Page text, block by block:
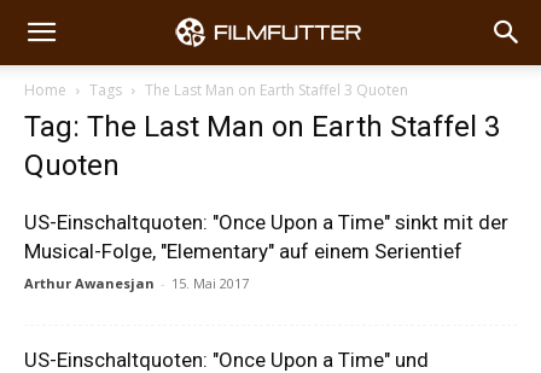
Home Tags The Last Man on Earth Staffel 3 Quoten
Tag: The Last Man on Earth Staffel 3
Quoten
US-Einschaltquoten: "Once Upon a Time" sinkt mit der
Musical-Folge, "Elementary" auf einem Serientief
Arthur Awanesjan - 15. Mai 2017
US-Einschaltquoten: "Once Upon a Time" und